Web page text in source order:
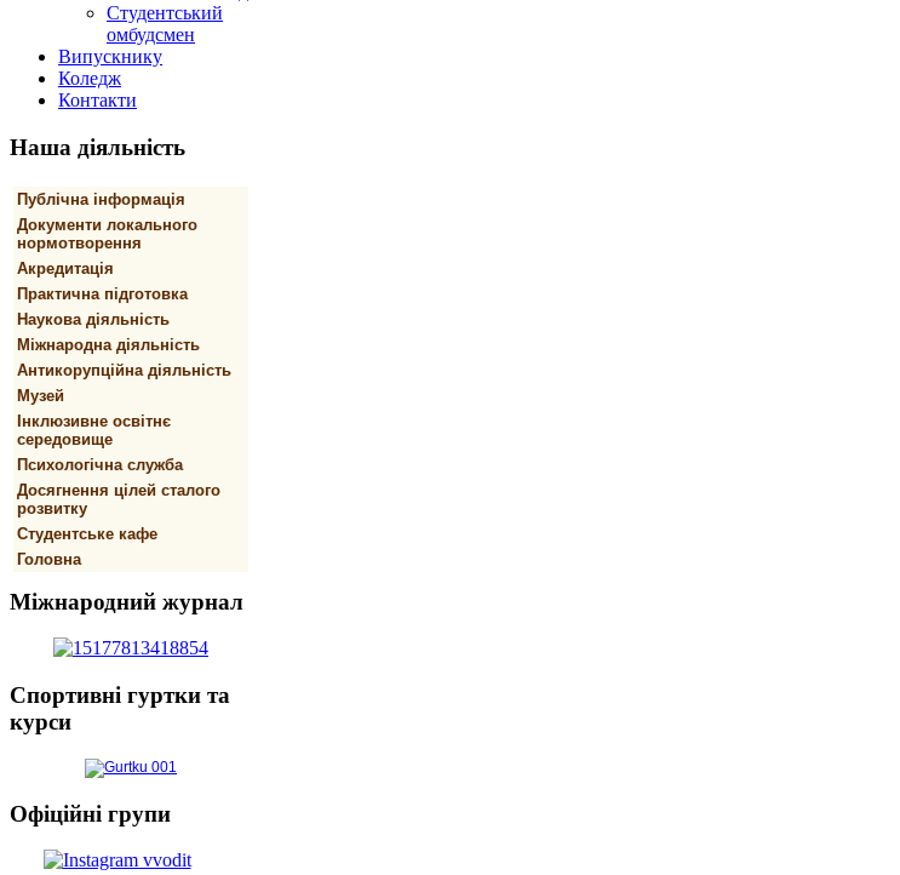
Студентський
омбудсмен
Випускнику
Коледж
Контакти
Наша діяльність
Публічна інформація
Документи локального
нормотворення
Акредитація
Практична підготовка
Наукова діяльність
Міжнародна діяльність
Антикорупційна діяльність
Музей
Інклюзивне освітнє
середовище
Психологічна служба
Досягнення цілей сталого
розвитку
Студентське кафе
Головна
Міжнародний журнал
Спортивнi гуртки та
курси
Офіційні групи